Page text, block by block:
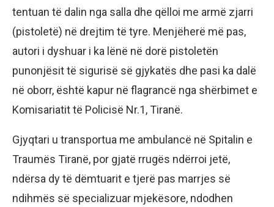
tentuan të dalin nga salla dhe qëlloi me armë zjarri
(pistoletë) në drejtim të tyre. Menjëherë më pas,
autori i dyshuar i ka lënë në dorë pistoletën
punonjësit të sigurisë së gjykatës dhe pasi ka dalë
në oborr, është kapur në flagrancë nga shërbimet e
Komisariatit të Policisë Nr.1, Tiranë.
Gjyqtari u transportua me ambulancë në Spitalin e
Traumës Tiranë, por gjatë rrugës ndërroi jetë,
ndërsa dy të dëmtuarit e tjerë pas marrjes së
ndihmës së specializuar mjekësore, ndodhen